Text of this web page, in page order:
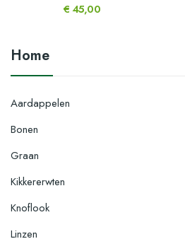
Home
Aardappelen
Bonen
Graan
Kikkererwten
Knoflook
Linzen
€ 45,00